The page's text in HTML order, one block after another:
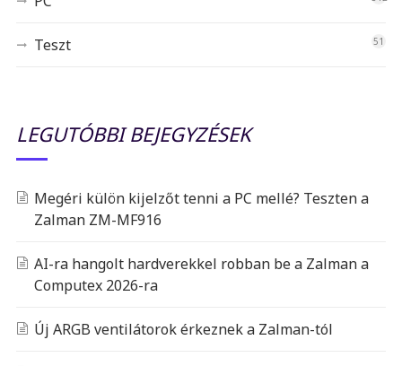
Teszt 51
LEGUTÓBBI BEJEGYZÉSEK
Megéri külön kijelzőt tenni a PC mellé? Teszten a
Zalman ZM-MF916
AI-ra hangolt hardverekkel robban be a Zalman a
Computex 2026-ra
Új ARGB ventilátorok érkeznek a Zalman-tól